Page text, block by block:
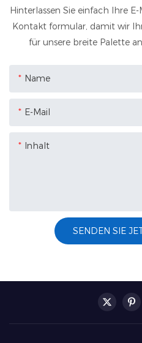
Hinterlassen Sie einfach Ihre
Kontakt formular, damit wir
für unsere breite Palette
Name
E-Mail
Inhalt
SENDEN SIE